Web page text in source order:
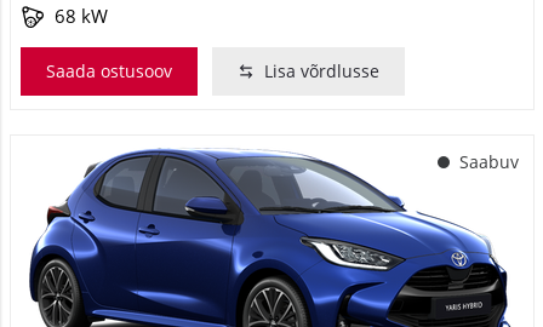
68 kW
Saada ostusoov Lisa võrdlusse
Saabuv